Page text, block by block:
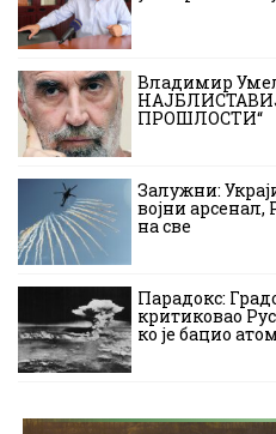
Владимир
ПРОШЛОСТИ“
Залужни:
војни арсенал,
на све
Парадокс:
критиковао
ко је бацио